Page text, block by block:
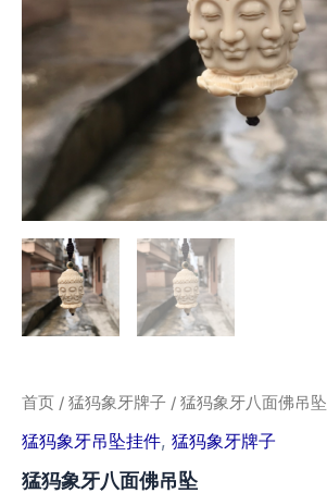
首页 / 猛犸象牙牌子 / 猛犸象牙八面佛吊坠
猛犸象牙吊坠挂件, 猛犸象牙牌子
猛犸象牙八面佛吊坠